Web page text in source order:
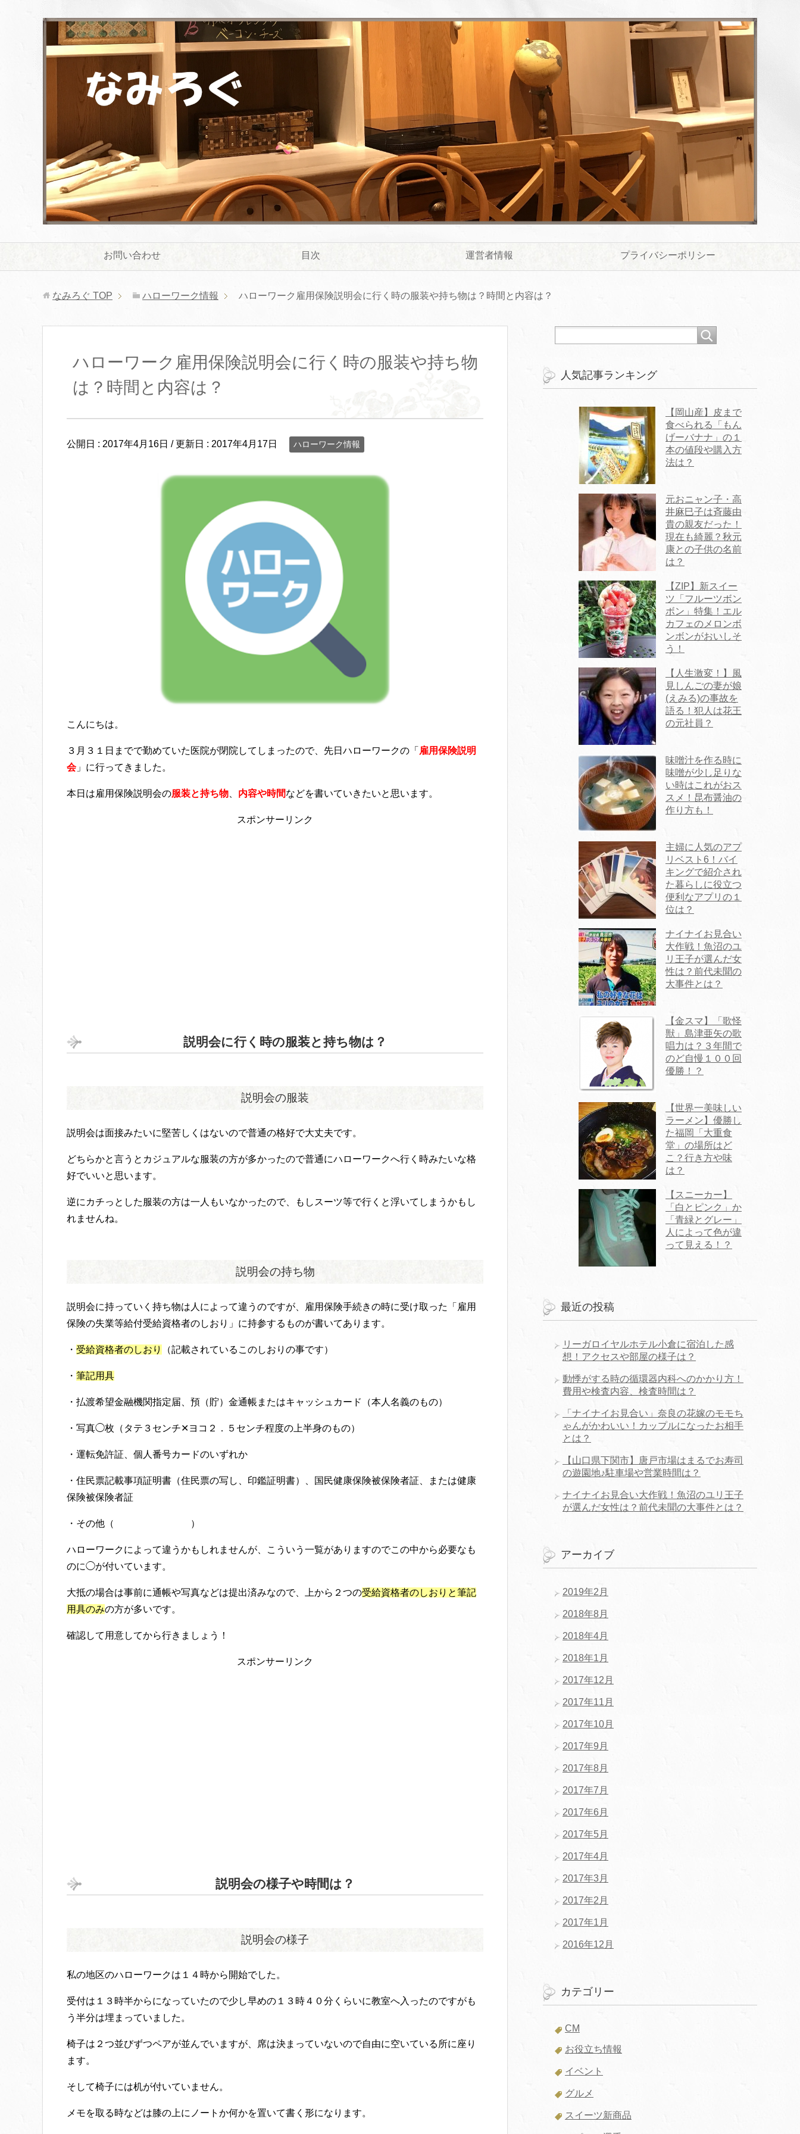
お問い合わせ 目次 運営者情報 プライバシーポリシー
なみろぐ TOP ハローワーク情報 ハローワーク雇用保険説明会に行く時の服装や持ち物は？時間と内容は？
ハローワーク雇用保険説明会に行く時の服装や持ち物
は？時間と内容は？
公開日 : 2017年4月16日 / 更新日 : 2017年4月17日 ハローワーク情報
こんにちは。
３月３１日までで勤めていた医院が閉院してしまったので、先日ハローワークの「 雇用保険説明
会」に行ってきました。
本日は雇用保険説明会の服装と持ち物 内容や時間などを書いていきたいと思います。
スポンサーリンク
説明会に行く時の服装と持ち物は？
説明会の服装
説明会は面接みたいに堅苦しくはないので普通の格好で大丈夫です。
どちらかと言うとカジュアルな服装の方が多かったので普通にハローワークへ行く時みたいな格
好でいいと思います。
逆にカチっとした服装の方は一人もいなかったので、もしスーツ等で行くと浮いてしまうかもし
れませんね。
説明会の持ち物
説明会に持っていく持ち物は人によって違うのですが、雇用保険手続きの時に受け取った「雇用
保険の失業等給付受給資格者のしおり」に持参するものが書いてあります。
・ 受給資格者のしおり （記載されているこのしおりの事です）
・ 筆記用具
・払渡希望金融機関指定届、預（貯）金通帳またはキャッシュカード（本人名義のもの）
・写真◯枚（タテ３センチ✕ヨコ２．５センチ程度の上半身のもの）
・運転免許証、個人番号カードのいずれか
・住民票記載事項証明書（住民票の写し、印鑑証明書）、国民健康保険被保険者証、または健康
保険被保険者証
・その他（ ）
ハローワークによって違うかもしれませんが、こういう一覧がありますのでこの中から必要なも
のに◯が付いています。
大抵の場合は事前に通帳や写真などは提出済みなので、上から２つの受給資格者のしおりと筆記
用具のみの方が多いです。
確認して用意してから行きましょう！
スポンサーリンク
説明会の様子や時間は？
説明会の様子
私の地区のハローワークは１４時から開始でした。
受付は１３時半からになっていたので少し早めの１３時４０分くらいに教室へ入ったのですがも
う半分は埋まっていました。
椅子は２つ並びずつペアが並んでいますが、席は決まっていないので自由に空いている所に座り
ます。
そして椅子には机が付いていません。
メモを取る時などは膝の上にノートか何かを置いて書く形になります。
人気記事ランキング
【岡山産】皮まで
食べられる「もん
げーバナナ」の１
本の値段や購入方
法は？
元おニャン子・高
井麻巳子は斉藤由
貴の親友だった！
現在も綺麗？秋元
康との子供の名前
は？
【ZIP】新スイー
ツ「フルーツボン
ボン」特集！エル
カフェのメロンボ
ンボンがおいしそ
う！
【人生激変！】風
見しんごの妻が娘
(えみる)の事故を
語る！犯人は花王
の元社員？
味噌汁を作る時に
味噌が少し足りな
い時はこれがおス
スメ！昆布醤油の
作り方も！
主婦に人気のアプ
リベスト6！バイ
キングで紹介され
た暮らしに役立つ
便利なアプリの１
位は？
ナイナイお見合い
大作戦！魚沼のユ
リ王子が選んだ女
性は？前代未聞の
大事件とは？
【金スマ】「歌怪
獣」島津亜矢の歌
唱力は？３年間で
のど自慢１００回
優勝！？
【世界一美味しい
ラーメン】優勝し
た福岡「大重食
堂」の場所はど
こ？行き方や味
は？
【スニーカー】
「白とピンク」か
「青緑とグレー」
人によって色が違
って見える！？
最近の投稿
リーガロイヤルホテル小倉に宿泊した感
想！アクセスや部屋の様子は？
動悸がする時の循環器内科へのかかり方！
費用や検査内容、検査時間は？
「ナイナイお見合い」奈良の花嫁のモモち
ゃんがかわいい！カップルになったお相手
とは？
【山口県下関市】唐戸市場はまるでお寿司
の遊園地♪駐車場や営業時間は？
ナイナイお見合い大作戦！魚沼のユリ王子
が選んだ女性は？前代未聞の大事件とは？
アーカイブ
2019年2月
2018年8月
2018年4月
2018年1月
2017年12月
2017年11月
2017年10月
2017年9月
2017年8月
2017年7月
2017年6月
2017年5月
2017年4月
2017年3月
2017年2月
2017年1月
2016年12月
カテゴリー
CM
お役立ち情報
イベント
グルメ
スイーツ新商品